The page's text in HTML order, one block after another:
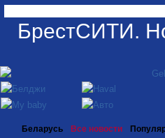
БрестСИТИ.
Беларусь Все новости